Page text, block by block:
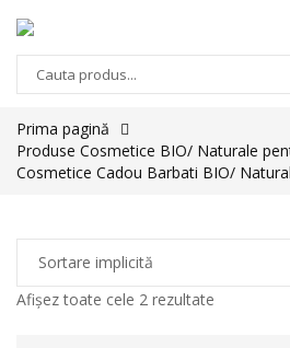
Prima pagină
Produse Cosmetice BIO/ Naturale
Cosmetice Cadou Barbati BIO/
Afișez toate cele 2 rezultate